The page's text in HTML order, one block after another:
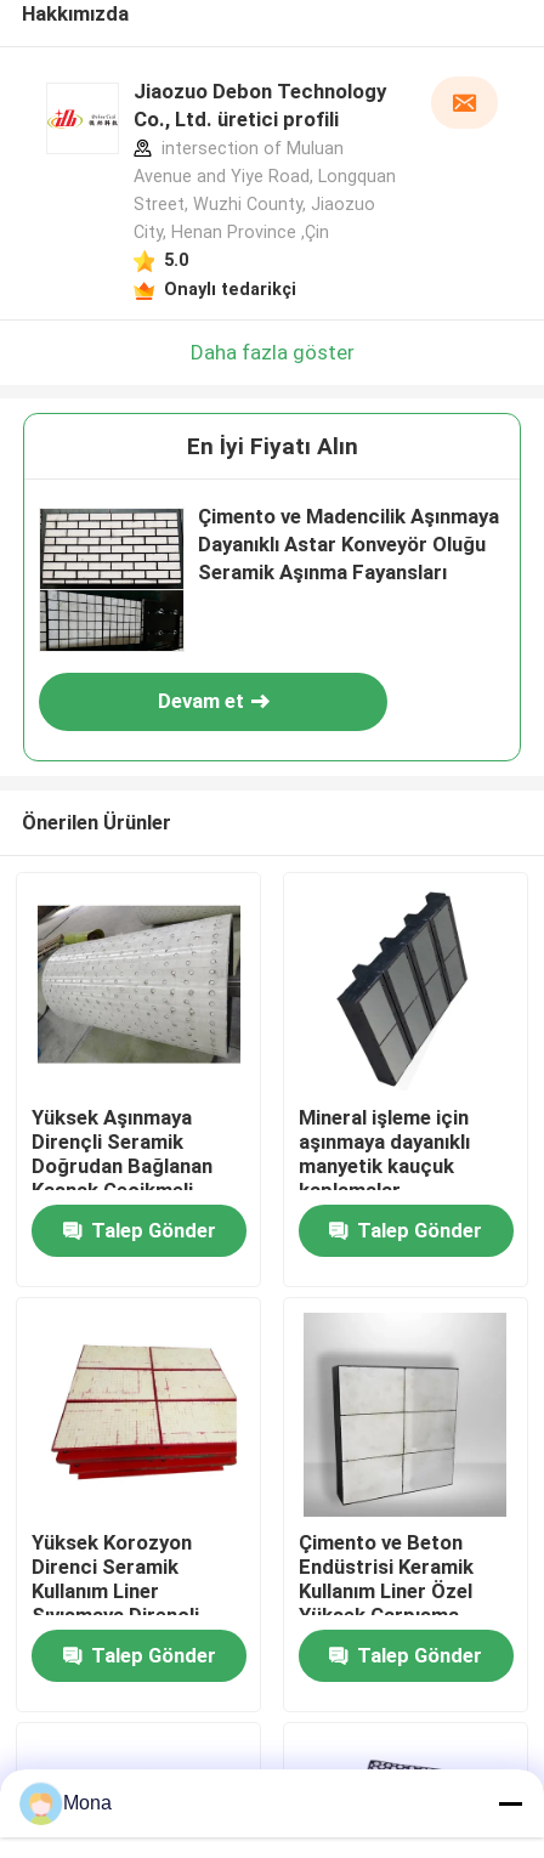
Ana sayfa
Ürünler
Hakkımızda
Fabrika turu
Kalite kontrol
Bize ulaşın
Seramik aşınma astarı
Alümina Seramik Astar
Hakkımızda
Jiaozuo Debon Technology
Co., Ltd. üretici profili
intersection of Muluan
Avenue and Yiye Road, Longquan
Street, Wuzhi County, Jiaozuo
City, Henan Province ,Çin
5.0
Onaylı tedarikçi
Daha fazla göster
En İyi Fiyatı Alın
Çimento ve Madencilik Aşınmaya
Dayanıklı Astar Konveyör Oluğu
Seramik Aşınma Fayansları
Devam et
Önerilen Ürünler
Yüksek Aşınmaya
Dirençli Seramik
Doğrudan Bağlanan
Kasnak Gecikmeli
Kaplama
Talep Gönder
Mineral işleme için
aşınmaya dayanıklı
manyetik kauçuk
kaplamalar
Talep Gönder
Yüksek Korozyon
Direnci Seramik
Kullanım Liner
Sıvışmaya Dirençli
Talep Gönder
Çimento ve Beton
Endüstrisi Keramik
Kullanım Liner Özel
Yüksek Çarpışma
Direnci
Talep Gönder
Mona